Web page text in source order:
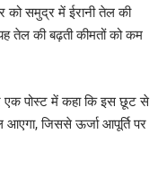
को समुद्र में ईरानी तेल की
तेल की बढ़ती कीमतों को कम
एक पोस्ट में कहा कि इस छूट से
जिससे ऊर्जा आपूर्ति पर